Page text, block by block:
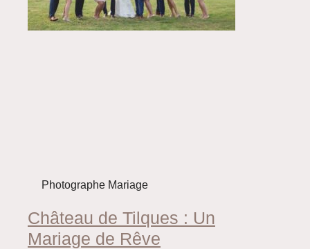
Photographe Mariage
Château de Tilques : Un
Mariage de Rêve